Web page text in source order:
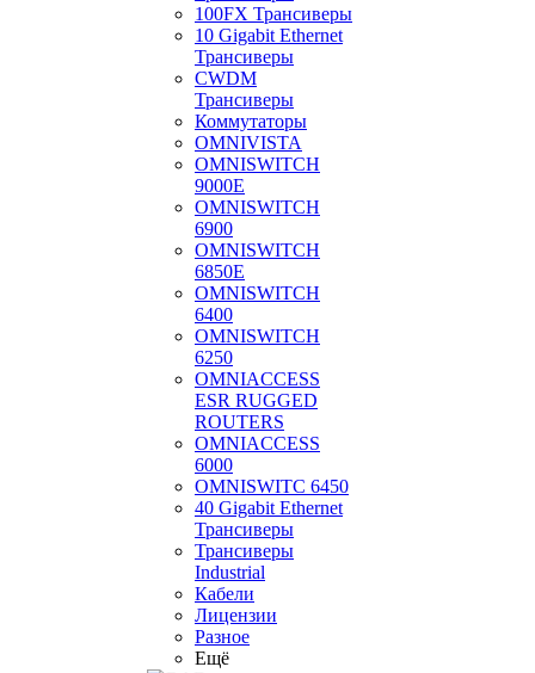
100FX Трансиверы
10 Gigabit Ethernet
Трансиверы
CWDM
Трансиверы
Коммутаторы
OMNIVISTA
OMNISWITCH
9000E
OMNISWITCH
6900
OMNISWITCH
6850E
OMNISWITCH
6400
OMNISWITCH
6250
OMNIACCESS
ESR RUGGED
ROUTERS
OMNIACCESS
6000
OMNISWITC 6450
40 Gigabit Ethernet
Трансиверы
Трансиверы
Industrial
Кабели
Лицензии
Разное
Ещё